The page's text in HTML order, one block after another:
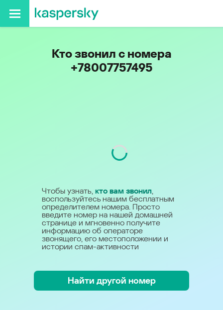
Кто звонил с номера
+78007757495
Чтобы узнать, кто вам звонил,
воспользуйтесь нашим бесплатным
определителем номера. Просто
введите номер на нашей домашней
странице и мгновенно получите
информацию об операторе
звонящего, его местоположении и
истории спам-активности
Найти другой номер